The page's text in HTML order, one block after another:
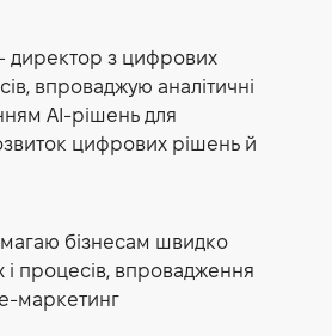
директор з цифрових
впроваджую аналітичні
AI-рішень для
цифрових рішень й
бізнесам швидко
процесів, впровадження
маркетинг